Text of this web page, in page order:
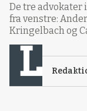
De tre advokater
fra venstre:
Kringelbach og